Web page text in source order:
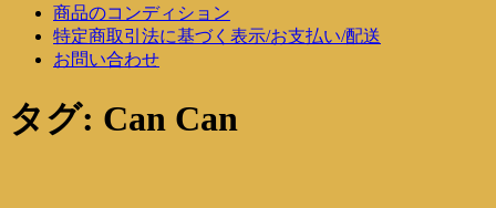
商品のコンディション
特定商取引法に基づく表示/お支払い/配送
お問い合わせ
タグ: Can Can